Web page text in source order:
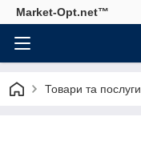
Market-Opt.net™
Товари та послуги